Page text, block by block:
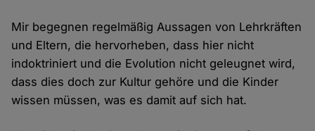
Mir begegnen regelmäßig Aussagen von Lehrkräften
und Eltern, die hervorheben, dass hier nicht
indoktriniert und die Evolution nicht geleugnet wird,
dass dies doch zur Kultur gehöre und die Kinder
wissen müssen, was es damit auf sich hat.